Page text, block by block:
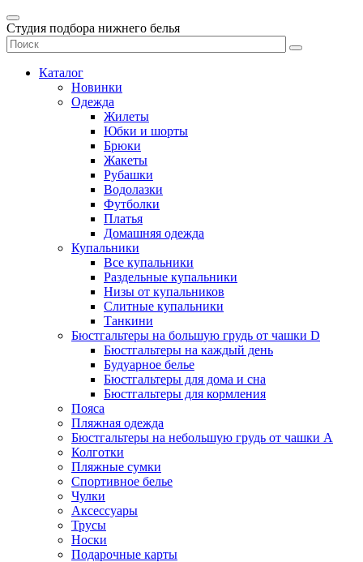
Студия подбора нижнего белья
Каталог
Новинки
Одежда
Жилеты
Юбки и шорты
Брюки
Жакеты
Рубашки
Водолазки
Футболки
Платья
Домашняя одежда
Купальники
Все купальники
Раздельные купальники
Низы от купальников
Слитные купальники
Танкини
Бюстгальтеры на большую грудь от чашки D
Бюстгальтеры на каждый день
Будуарное белье
Бюстгальтеры для дома и сна
Бюстгальтеры для кормления
Пояса
Пляжная одежда
Бюстгальтеры на небольшую грудь от чашки А
Колготки
Пляжные сумки
Спортивное белье
Чулки
Аксессуары
Трусы
Носки
Подарочные карты